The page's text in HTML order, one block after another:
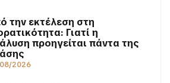
την εκτέλεση στη
Γιατί η
προηγείται πάντα της
2026